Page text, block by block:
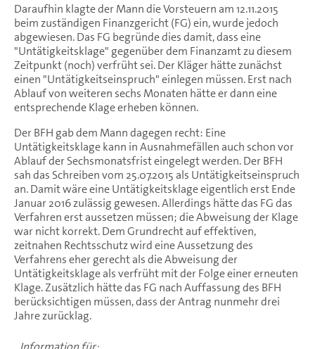
Daraufhin klagte der Mann die Vorsteuern am 12.11.2015
beim zuständigen Finanzgericht (FG) ein, wurde jedoch
abgewiesen. Das FG begründe dies damit, dass eine
"Untätigkeitsklage" gegenüber dem Finanzamt zu diesem
Zeitpunkt (noch) verfrüht sei. Der Kläger hätte zunächst
einen "Untätigkeitseinspruch" einlegen müssen. Erst nach
Ablauf von weiteren sechs Monaten hätte er dann eine
entsprechende Klage erheben können.
Der BFH gab dem Mann dagegen recht: Eine
Untätigkeitsklage kann in Ausnahmefällen auch schon vor
Ablauf der Sechsmonatsfrist eingelegt werden. Der BFH
sah das Schreiben vom 25.07.2015 als Untätigkeitseinspruch
an. Damit wäre eine Untätigkeitsklage eigentlich erst Ende
Januar 2016 zulässig gewesen. Allerdings hätte das FG das
Verfahren erst aussetzen müssen; die Abweisung der Klage
war nicht korrekt. Dem Grundrecht auf effektiven,
zeitnahen Rechtsschutz wird eine Aussetzung des
Verfahrens eher gerecht als die Abweisung der
Untätigkeitsklage als verfrüht mit der Folge einer erneuten
Klage. Zusätzlich hätte das FG nach Auffassung des BFH
berücksichtigen müssen, dass der Antrag nunmehr drei
Jahre zurücklag.